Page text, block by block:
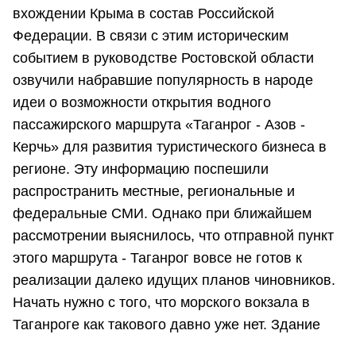
вхождении Крыма в состав Российской
Федерации. В связи с этим историческим
событием в руководстве Ростовской области
озвучили набравшие популярность в народе
идеи о возможности открытия водного
пассажирского маршрута «Таганрог - Азов -
Керчь» для развития туристического бизнеса в
регионе. Эту информацию поспешили
распространить местные, региональные и
федеральные СМИ. Однако при ближайшем
рассмотрении выяснилось, что отправной пункт
этого маршрута - Таганрог вовсе не готов к
реализации далеко идущих планов чиновников.
Начать нужно с того, что морского вокзала в
Таганроге как такового давно уже нет. Здание